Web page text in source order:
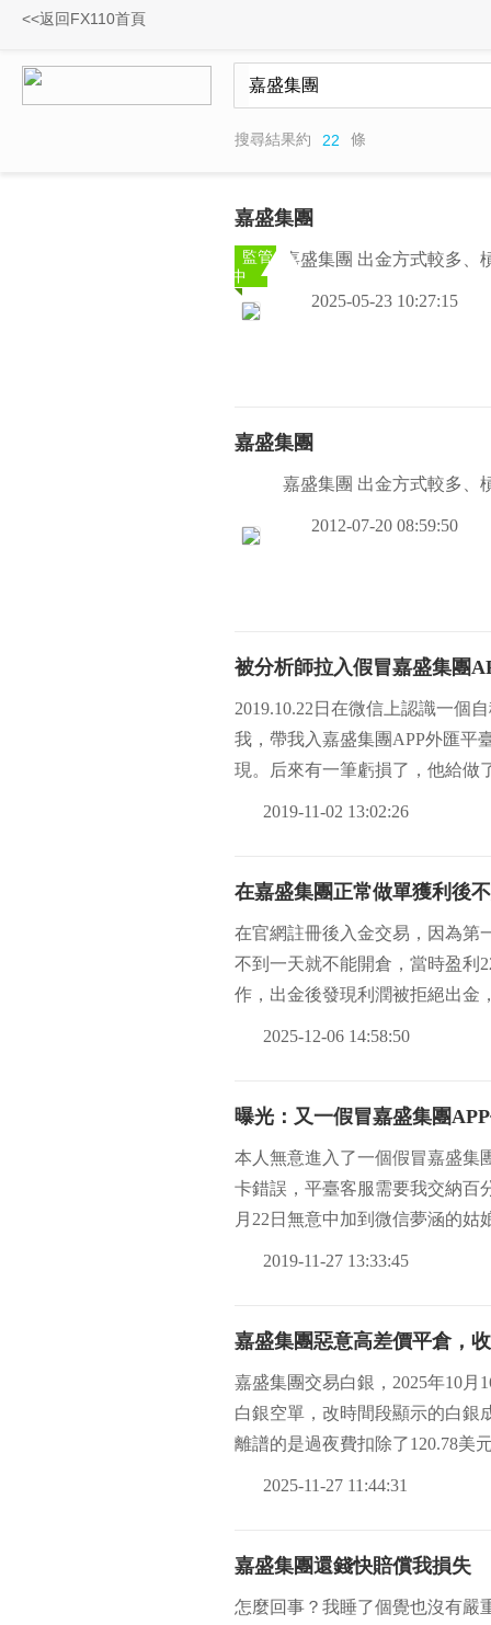
<<返回FX110首頁
搜尋結果約 22 條
嘉盛集團
監管
中
嘉盛集團 出金方式較多
2025-05-23 10:27:15
嘉盛集團
嘉盛集團 出金方式較多、
2012-07-20 08:59:50
被分析師拉入假冒嘉盛集團
2019.10.22日在微信上認識一個
我，帶我入嘉盛集團APP外匯平
現。后來有一筆虧損了，他給做
2019-11-02 13:02:26
在嘉盛集團正常做單獲利後
在官網註冊後入金交易，因為第
不到一天就不能開倉，當時盈利
作，出金後發現利潤被拒絕出金
2025-12-06 14:58:50
曝光：又一假冒嘉盛集團
本人無意進入了一個假冒嘉盛集
卡錯誤，平臺客服需要我交納百
月22日無意中加到微信夢涵的
2019-11-27 13:33:45
嘉盛集團惡意高差價平倉，
嘉盛集團交易白銀，2025年10月
白銀空單，改時間段顯示的白銀
離譜的是過夜費扣除了120.78美
2025-11-27 11:44:31
嘉盛集團還錢快賠償我損失
怎麼回事？我睡了個覺也沒有嚴